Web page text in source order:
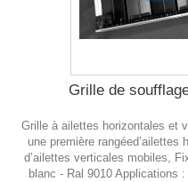
Grille de
Grille à ailettes horizontales et
une première rangéed’ailettes
d’ailettes verticales mobiles,
blanc - Ral 9010 Applications